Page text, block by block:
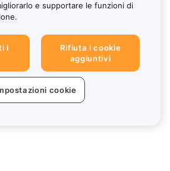
e supportare le funzioni di
i
Rifiuta i cookie
aggiuntivi
cookie